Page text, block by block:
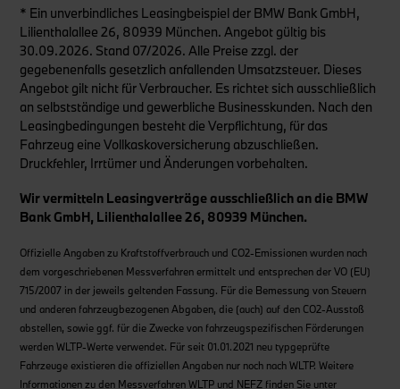
* Ein unverbindliches Leasingbeispiel der BMW Bank GmbH,
Lilienthalallee 26, 80939 München. Angebot gültig bis
30.09.2026. Stand 07/2026. Alle Preise zzgl. der
gegebenenfalls gesetzlich anfallenden Umsatzsteuer. Dieses
Angebot gilt nicht für Verbraucher. Es richtet sich ausschließlich
an selbstständige und gewerbliche Businesskunden. Nach den
Leasingbedingungen besteht die Verpflichtung, für das
Fahrzeug eine Vollkaskoversicherung abzuschließen.
Druckfehler, Irrtümer und Änderungen vorbehalten.
Wir vermitteln Leasingverträge ausschließlich an die BMW
Bank GmbH, Lilienthalallee 26, 80939 München.
Offizielle Angaben zu Kraftstoffverbrauch und CO2-Emissionen wurden nach
dem vorgeschriebenen Messverfahren ermittelt und entsprechen der VO (EU)
715/2007 in der jeweils geltenden Fassung. Für die Bemessung von Steuern
und anderen fahrzeugbezogenen Abgaben, die (auch) auf den CO2-Ausstoß
abstellen, sowie ggf. für die Zwecke von fahrzeugspezifischen Förderungen
werden WLTP-Werte verwendet. Für seit 01.01.2021 neu typgeprüfte
Fahrzeuge existieren die offiziellen Angaben nur noch nach WLTP. Weitere
Informationen zu den Messverfahren WLTP und NEFZ finden Sie unter